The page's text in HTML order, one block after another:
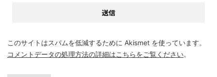
このサイトはスパムを低減するために Akismet を使っています。
コメントデータの処理方法の詳細はこちらをご覧ください。